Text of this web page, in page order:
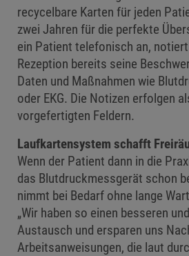
recycelbare Karten für jeden
zwei Jahren für die perfekte
ein Patient telefonisch an, notiert
Rezeption bereits seine
Daten und Maßnahmen wie
oder EKG. Die Notizen erfolgen
vorgefertigten Feldern.
Laufkartensystem schafft
Wenn der Patient dann in die
das Blutdruckmessgerät schon
nimmt bei Bedarf ohne lange
„Wir haben so einen besseren
Austausch und ersparen uns
Arbeitsanweisungen, die laut